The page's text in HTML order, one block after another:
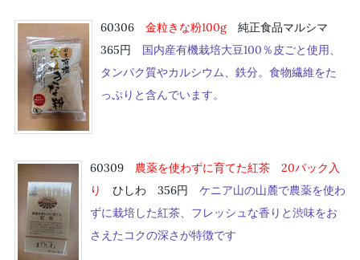
60306 金粒きな粉100g純正食品マルシマ
365円 国内産有機栽培大豆100％皮ごと使用、
タンパク質やカルシウム、鉄分。食物繊維をた
っぷりと含んでいます。
60309 農薬を使わずに育てた紅茶 20パック入
り
ひしわ 356円 ケニア山の山麓で農薬を使わ
ずに栽培した紅茶、フレッシュな香りと渋味をお
さえたコクの深さが特徴です